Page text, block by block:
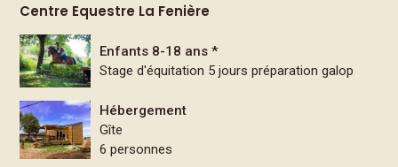
Centre Equestre La Fenière
Enfants 8-18 ans *
Stage d'équitation 5 jours préparation galop
Hébergement
Gîte
6 personnes